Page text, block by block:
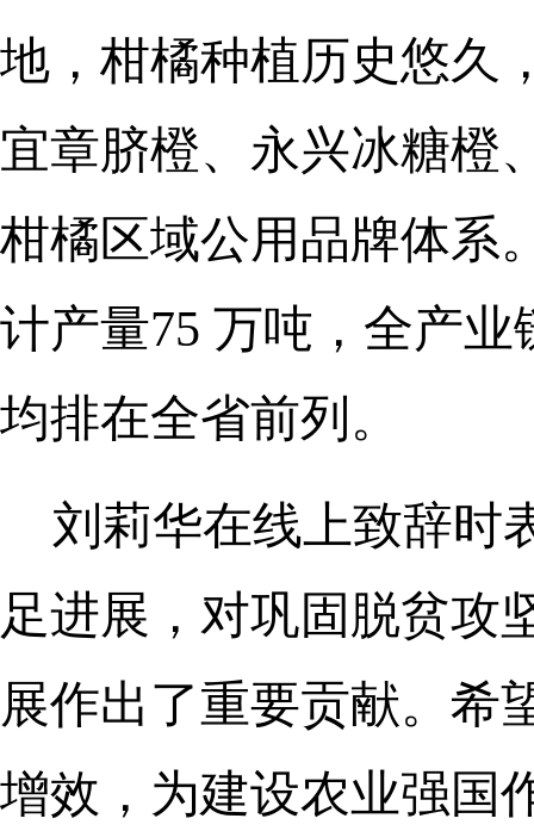
地，柑橘种植历史悠久
宜章脐橙、永兴冰糖橙
柑橘区域公用品牌体系
计产量75 万吨，全产
均排在全省前列。
刘莉华在线上致辞时
足进展，对巩固脱贫攻
展作出了重要贡献。希
增效，为建设农业强国